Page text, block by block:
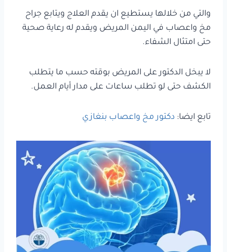
والتي من خلالها يستطيع ان يقدم العلاج ويتابع جراح
مخ واعصاب في اليمن المريض ويقدم له رعاية صحية
حتى امتثال الشفاء.
لا يبخل الدكتور على المريض بوقته حسب ما يتطلب
الكشف حتى لو تطلب ساعات على مدار أيام العمل.
تابع ايضا: دكتور مخ واعصاب بنغازي